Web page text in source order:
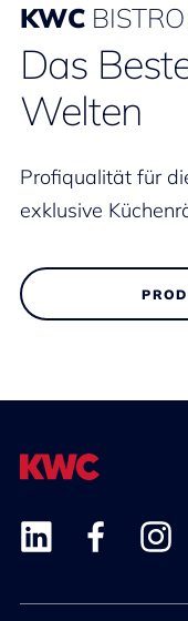
KWC
Das
Welten
Profiqualität für
exklusive